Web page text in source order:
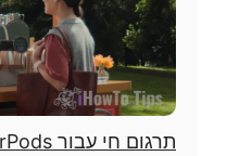
תרגום חי עבור AirPods עם iOS 19